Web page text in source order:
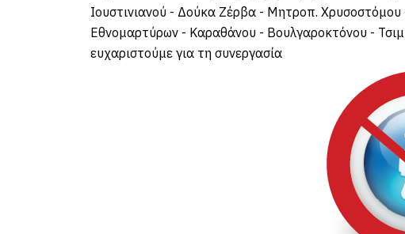
Ιουστινιανού - Δούκα Ζέρβα - Μητροπ.
Εθνομαρτύρων - Καραθάνου - Βουλγαροκτόνου -
ευχαριστούμε για τη συνεργασία